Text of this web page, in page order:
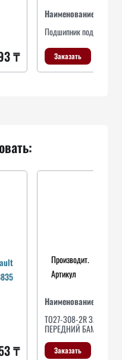
₸
Наименование
Подшипник подвесной
Заказать
₸
Производит.
Артикул
Наименование
TO27-308-2R ЗАЩИТА
ПЕРЕДНИЙ
Заказать